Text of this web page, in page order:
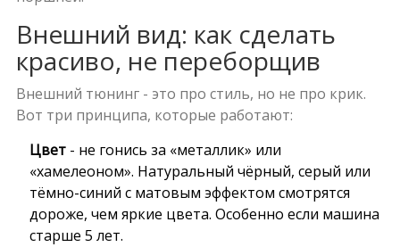
Внешний вид: как сделать
красиво, не переборщив
Внешний тюнинг - это про стиль, но не про крик.
Вот три принципа, которые работают:
Цвет- не гонись за «металлик» или
«хамелеоном». Натуральный чёрный, серый или
тёмно-синий с матовым эффектом смотрятся
дороже, чем яркие цвета. Особенно если машина
старше 5 лет.